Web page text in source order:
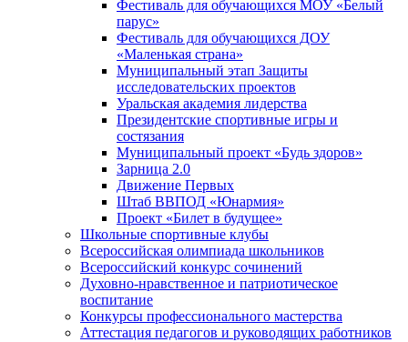
Фестиваль для обучающихся МОУ «Белый
парус»
Фестиваль для обучающихся ДОУ
«Маленькая страна»
Муниципальный этап Защиты
исследовательских проектов
Уральская академия лидерства
Президентские спортивные игры и
состязания
Муниципальный проект «Будь здоров»
Зарница 2.0
Движение Первых
Штаб ВВПОД «Юнармия»
Проект «Билет в будущее»
Школьные спортивные клубы
Всероссийская олимпиада школьников
Всероссийский конкурс сочинений
Духовно-нравственное и патриотическое
воспитание
Конкурсы профессионального мастерства
Аттестация педагогов и руководящих работников